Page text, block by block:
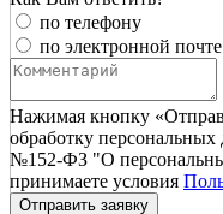
по телефону
по электронной почте
Нажимая кнопку
обработку персональных
№152-ФЗ "О
принимаете условия
Отправить заявку